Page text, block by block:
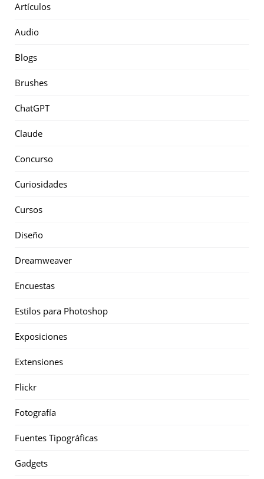
Artículos
Audio
Blogs
Brushes
ChatGPT
Claude
Concurso
Curiosidades
Cursos
Diseño
Dreamweaver
Encuestas
Estilos para Photoshop
Exposiciones
Extensiones
Flickr
Fotografía
Fuentes Tipográficas
Gadgets